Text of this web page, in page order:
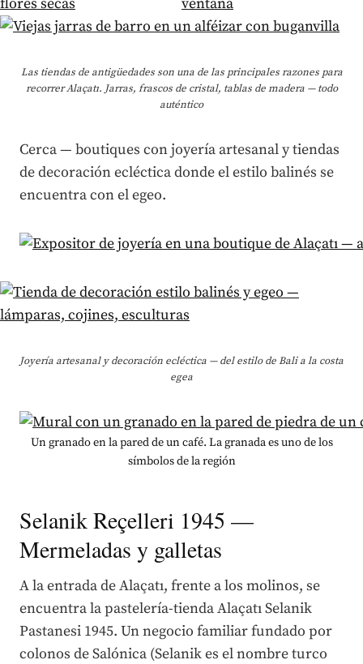
Las tiendas de antigüedades son una de las principales razones para
recorrer Alaçatı. Jarras, frascos de cristal, tablas de madera — todo
auténtico
Cerca — boutiques con joyería artesanal y tiendas
de decoración ecléctica donde el estilo balinés se
encuentra con el egeo.
Joyería artesanal y decoración ecléctica — del estilo de Bali a la costa
egea
Un granado en la pared de un café. La granada es uno de los
símbolos de la región
Selanik Reçelleri 1945 —
Mermeladas y galletas
A la entrada de Alaçatı, frente a los molinos, se
encuentra la pastelería-tienda Alaçatı Selanik
Pastanesi 1945. Un negocio familiar fundado por
colonos de Salónica (Selanik es el nombre turco